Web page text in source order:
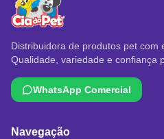
Distribuidora de produtos pet com
Qualidade, variedade e confiança
WhatsApp Comercial
Navegação